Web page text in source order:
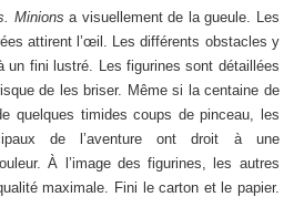
Minions a visuellement de la gueule. Les
attirent l’œil. Les différents obstacles y
un fini lustré. Les figurines sont détaillées
de les briser. Même si la centaine de
quelques timides coups de pinceau, les
de l’aventure ont droit à une
À l’image des figurines, les autres
maximale. Fini le carton et le papier.